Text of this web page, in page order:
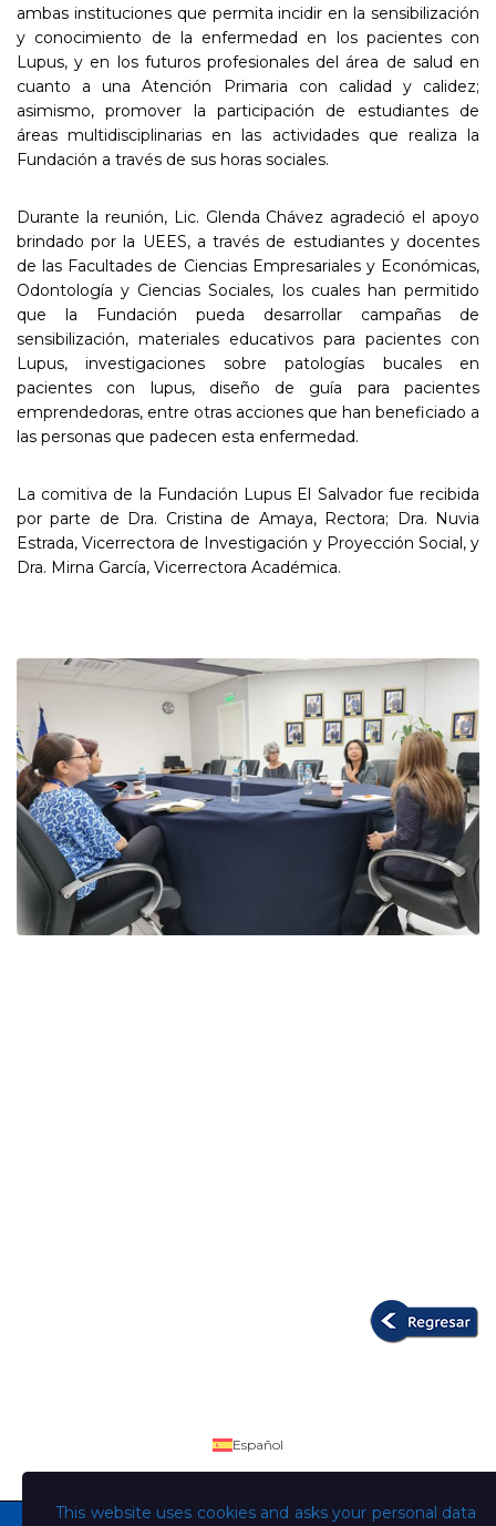
ambas instituciones que permita incidir en la sensibilización
y conocimiento de la enfermedad en los pacientes con
Lupus, y en los futuros profesionales del área de salud en
cuanto a una Atención Primaria con calidad y calidez;
asimismo, promover la participación de estudiantes de
áreas multidisciplinarias en las actividades que realiza la
Fundación a través de sus horas sociales.
Durante la reunión, Lic. Glenda Chávez agradeció el apoyo
brindado por la UEES, a través de estudiantes y docentes
de las Facultades de Ciencias Empresariales y Económicas,
Odontología y Ciencias Sociales, los cuales han permitido
que la Fundación pueda desarrollar campañas de
sensibilización, materiales educativos para pacientes con
Lupus, investigaciones sobre patologías bucales en
pacientes con lupus, diseño de guía para pacientes
emprendedoras, entre otras acciones que han beneficiado a
las personas que padecen esta enfermedad.
La comitiva de la Fundación Lupus El Salvador fue recibida
por parte de Dra. Cristina de Amaya, Rectora; Dra. Nuvia
Estrada, Vicerrectora de Investigación y Proyección Social, y
Dra. Mirna García, Vicerrectora Académica.
This website uses cookies and asks your personal data
Español